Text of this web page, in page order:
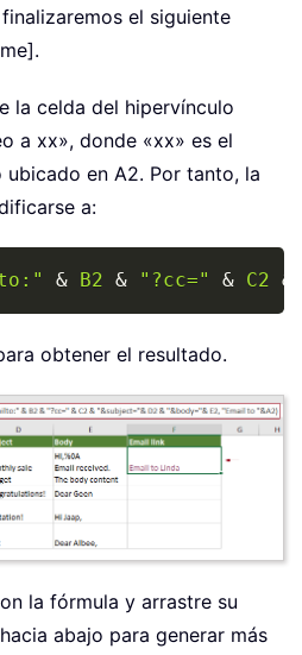
el siguiente
la celda del hipervínculo
a xx», donde «xx» es el
en A2. Por tanto, la
a:
& B2 & "?cc=" & C2 &
Copy
obtener el resultado.
la fórmula y arrastre su
abajo para generar más